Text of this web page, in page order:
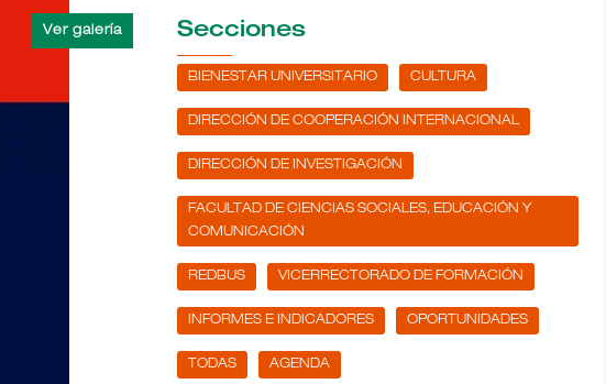
Secciones
BIENESTAR UNIVERSITARIO CULTURA
DIRECCIÓN DE COOPERACIÓN INTERNACIONAL
DIRECCIÓN DE INVESTIGACIÓN
FACULTAD DE CIENCIAS SOCIALES, EDUCACIÓN Y
COMUNICACIÓN
REDBUS VICERRECTORADO DE FORMACIÓN
INFORMES E INDICADORES OPORTUNIDADES
TODAS AGENDA